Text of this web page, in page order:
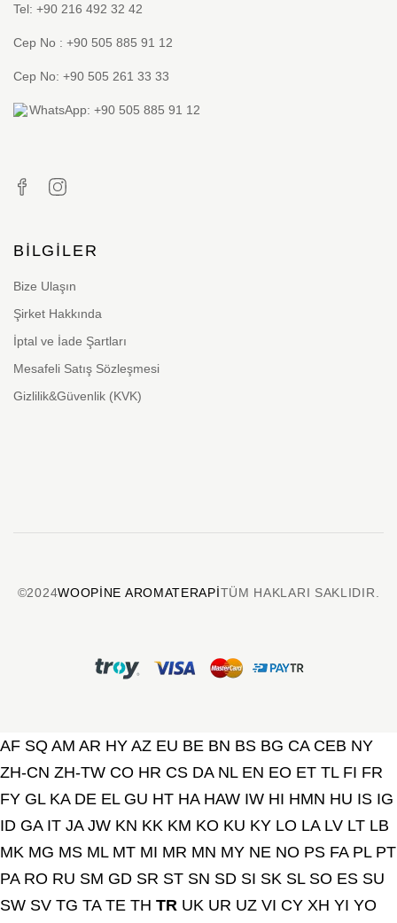
Tel: +90 216 492 32 42
Cep No : +90 505 885 91 12
Cep No: +90 505 261 33 33
WhatsApp: +90 505 885 91 12
BILGILER
Bize Ulaşın
Şirket Hakkında
İptal ve İade Şartları
Mesafeli Satış Sözleşmesi
Gizlilik&Güvenlik (KVK)
©2024WOOPINE AROMATERAPITÜM HAKLARI SAKLIDIR.
AF SQ AM AR HY AZ EU BE BN BS BG CA CEB NY
ZH-CN ZH-TW CO HR CS DA NL EN EO ET TL FI FR
FY GL KA DE EL GU HT HA HAW IW HI HMN HU IS IG
ID GA IT JA JW KN KK KM KO KU KY LO LA LV LT LB
MK MG MS ML MT MI MR MN MY NE NO PS FA PL PT
PA RO RU SM GD SR ST SN SD SI SK SL SO ES SU
SW SV TG TA TE TH TR UK UR UZ VI CY XH YI YO